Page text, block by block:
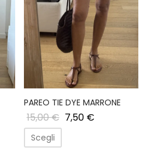
PAREO TIE DYE MARRONE
15,00€ 7,50 €
Scegli